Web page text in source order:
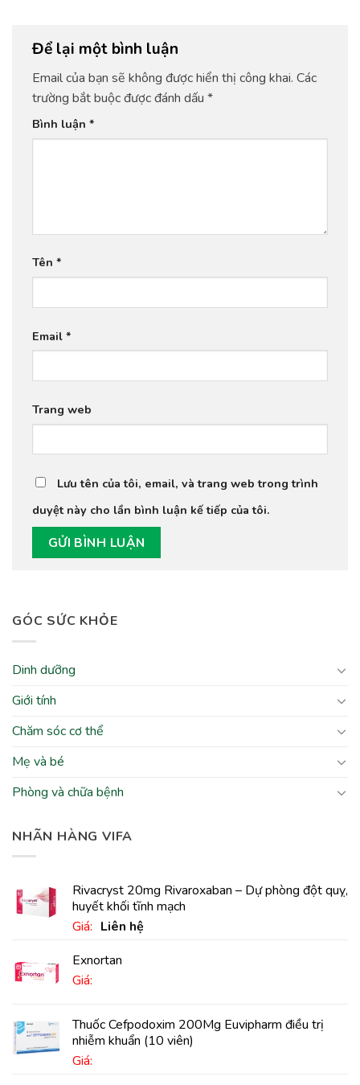
GÓC SỨC KHỎE
Dinh dưỡng
Giới tính
Chăm sóc cơ thể
Mẹ và bé
Phòng và chữa bệnh
NHÃN HÀNG VIFA
Rivacryst 20mg Rivaroxaban – Dự phòng đột quỵ,
huyết khối tĩnh mạch
Giá: Liên hệ
Exnortan
Giá:
Thuốc Cefpodoxim 200Mg Euvipharm điều trị
nhiễm khuẩn (10 viên)
Giá:
Để lại một bình luận
Email của bạn sẽ không được hiển thị công khai. Các
trường bắt buộc được đánh dấu *
Bình luận *
Tên *
Email *
Trang web
Lưu tên của tôi, email, và trang web trong trình
duyệt này cho lần bình luận kế tiếp của tôi.